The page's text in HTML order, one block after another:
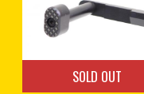
SOLD OUT